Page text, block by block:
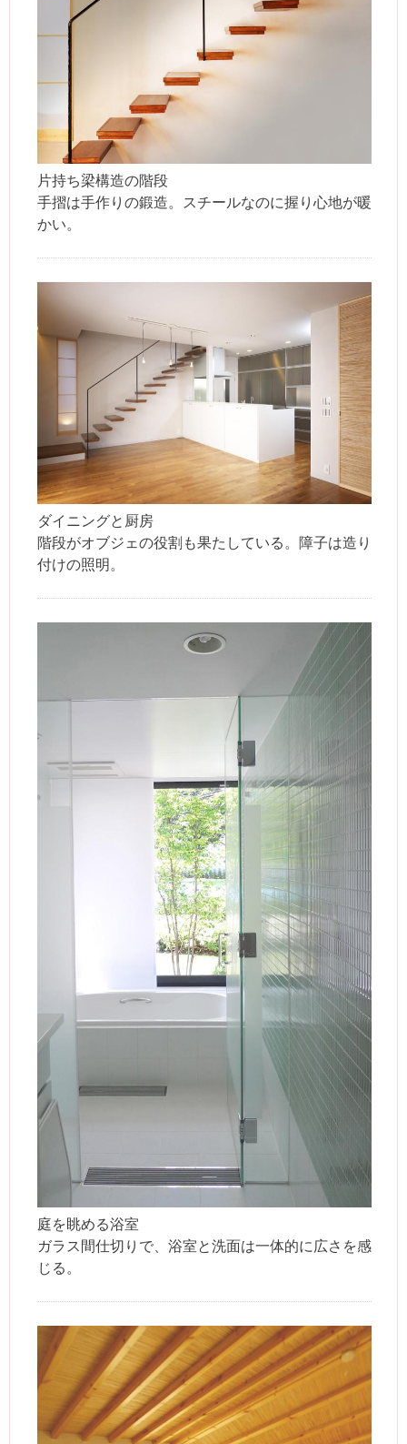
片持ち梁構造の階段
手摺は手作りの鍛造。スチールなのに握り心地が暖
かい。
ダイニングと厨房
階段がオブジェの役割も果たしている。障子は造り
付けの照明。
庭を眺める浴室
ガラス間仕切りで、浴室と洗面は一体的に広さを感
じる。